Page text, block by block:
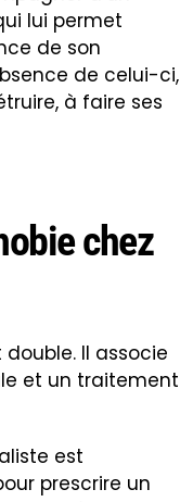
lui permet
de son
de celui-ci,
à faire ses
chez
Il associe
et un traitement
est
prescrire un